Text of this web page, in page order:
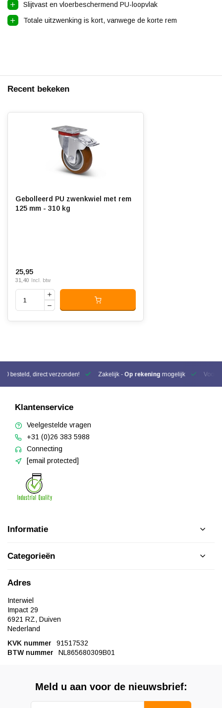
Slijtvast en vloerbeschermend PU-loopvlak
Totale uitzwenking is kort, vanwege de korte rem
Recent bekeken
Gebolleerd PU zwenkwiel met rem
125 mm - 310 kg
25,95
31,40 Incl. btw
besteld, direct verzonden! Zakelijk - Op rekening mogelijk Voor
Klantenservice
Veelgestelde vragen
+31 (0)26 383 5988
Connecting
[email protected]
Informatie
Categorieën
Adres
Interwiel
Impact 29
6921 RZ, Duiven
Nederland
KVK nummer
91517532
BTW nummer
NL865680309B01
Meld u aan voor de nieuwsbrief: